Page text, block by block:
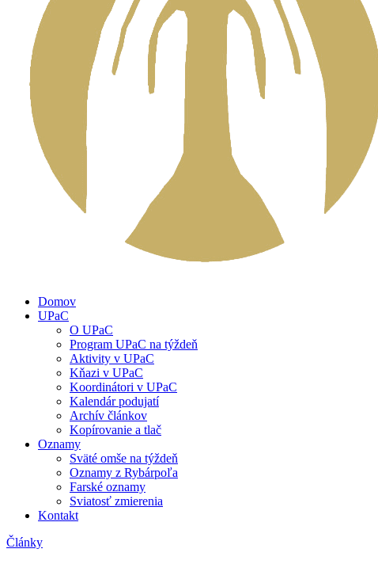
Domov
UPaC
O UPaC
Program UPaC na týždeň
Aktivity v UPaC
Kňazi v UPaC
Koordinátori v UPaC
Kalendár podujatí
Archív článkov
Kopírovanie a tlač
Oznamy
Sväté omše na týždeň
Oznamy z Rybárpoľa
Farské oznamy
Sviatosť zmierenia
Kontakt
Články